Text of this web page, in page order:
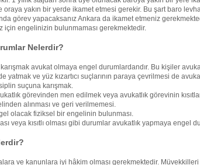
yakın bir yerde ikamet etmesi gerekir. Bu şart baro
görev yapacaksanız Ankara da ikamet etmeniz
için engelinizin bulunmaması gerekmektedir.
Nelerdir?
karışmak avukat olmaya engel durumlardandır. Bu kişiler
yatmak ve yüz kızartıcı suçlarının paraya çevrilmesi de
suçuna karışmak.
görevinden men edilmek veya avukatlık görevinin
alınması ve geri verilmemesi.
olacak fiziksel bir engelinin bulunması.
veya kısıtlı olması gibi durumlar avukatlık yapmaya engel
ve kanunlara iyi hâkim olması gerekmektedir. Müvekkilleri